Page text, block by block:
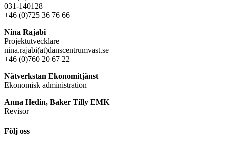
031-140128
+46 (0)725 36 76 66
Nina Rajabi
Projektutvecklare
nina.rajabi(at)danscentrumvast.se
+46 (0)760 20 67 22
Nätverkstan Ekonomitjänst
Ekonomisk administration
Anna Hedin, Baker Tilly EMK
Revisor
Följ oss